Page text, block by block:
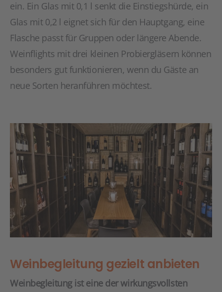
ein. Ein Glas mit 0,1 l senkt die Einstiegshürde, ein
Glas mit 0,2 l eignet sich für den Hauptgang, eine
Flasche passt für Gruppen oder längere Abende.
Weinflights mit drei kleinen Probiergläsern können
besonders gut funktionieren, wenn du Gäste an
neue Sorten heranführen möchtest.
Weinbegleitung gezielt anbieten
Weinbegleitung ist eine der wirkungsvollsten